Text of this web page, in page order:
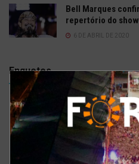
Bell Marques
repertório do show
6 DE ABRIL DE 2020
Enquetes
Como está